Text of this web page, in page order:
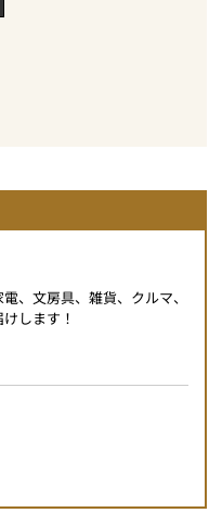
、文房具、雑貨、クルマ、
します！